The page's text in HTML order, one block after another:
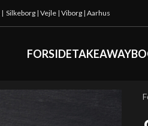
| Silkeborg | Vejle | Viborg | Aarhus
FORSIDETAKEAWAY